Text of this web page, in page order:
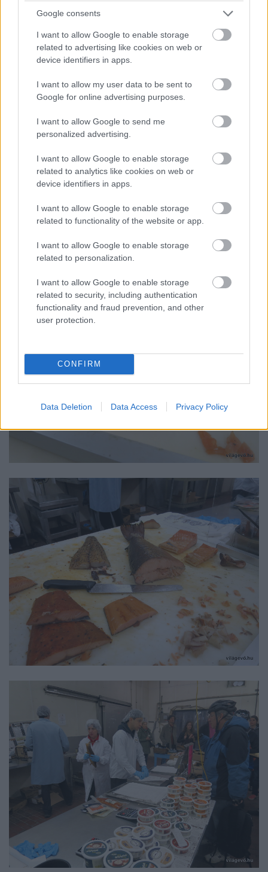
Google consents
I want to allow Google to enable storage
related to advertising like cookies on web or
device identifiers in apps.
I want to allow my user data to be sent to
Google for online advertising purposes.
I want to allow Google to send me
personalized advertising.
I want to allow Google to enable storage
related to analytics like cookies on web or
device identifiers in apps.
I want to allow Google to enable storage
related to functionality of the website or app.
I want to allow Google to enable storage
related to personalization.
I want to allow Google to enable storage
related to security, including authentication
functionality and fraud prevention, and other
user protection.
CONFIRM
Data Deletion Data Access Privacy Policy